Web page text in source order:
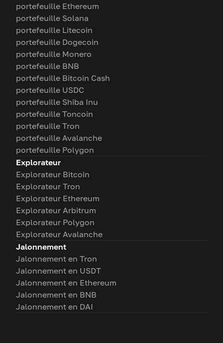
portefeuille Ethereum
portefeuille Solana
portefeuille Litecoin
portefeuille Dogecoin
portefeuille Monero
portefeuille BNB
portefeuille Bitcoin Cash
portefeuille USDC
portefeuille Shiba Inu
portefeuille Toncoin
portefeuille Tron
portefeuille Avalanche
portefeuille Polygon
Explorateur
Explorateur Bitcoin
Explorateur Tron
Explorateur Ethereum
Explorateur Arbitrum
Explorateur Polygon
Explorateur Avalanche
Jalonnement
Jalonnement en Tron
Jalonnement en USDT
Jalonnement en Ethereum
Jalonnement en BNB
Jalonnement en DAI